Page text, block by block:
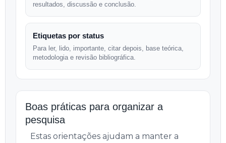
resultados, discussão e conclusão.
Etiquetas por status
Para ler, lido, importante, citar depois, base teórica,
metodologia e revisão bibliográfica.
Boas práticas para organizar a
pesquisa
Estas orientações ajudam a manter a